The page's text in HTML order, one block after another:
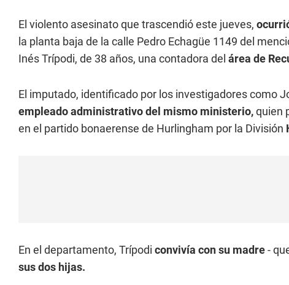
El violento asesinato que trascendió este jueves,
la planta baja de la calle Pedro Echagüe 1149 del
Inés Trípodi, de 38 años, una contadora del área de
El imputado, identificado por los investigadores como
empleado administrativo del mismo ministerio,quien
en el partido bonaerense de Hurlingham por la División
En el departamento, Trípodi convivía con su madre-
sus dos hijas.